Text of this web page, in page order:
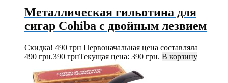
Металлическая гильотина для
сигар Cohiba с двойным лезвием
Скидка! 490грн Первоначальная цена составляла
490 грн.390 грнТекущая цена: 390 грн. В корзину